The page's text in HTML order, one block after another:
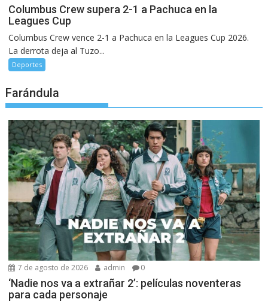
Columbus Crew supera 2-1 a Pachuca en la
Leagues Cup
Columbus Crew vence 2-1 a Pachuca en la Leagues Cup 2026.
La derrota deja al Tuzo...
Deportes
Farándula
7 de agosto de 2026 admin 0
‘Nadie nos va a extrañar 2’: películas noventeras
para cada personaje